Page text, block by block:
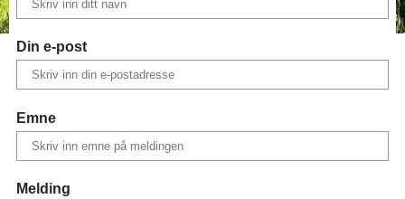
Din e-post
Emne
Melding